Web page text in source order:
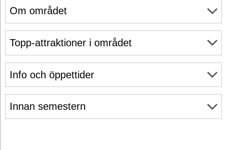
Om området
Info och öppettider
Innan semestern
Topp-attraktioner i området